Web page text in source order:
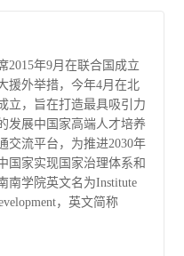
2015年9月在联合国成立
援外举措，今年4月在北
立，旨在打造最具吸引力
发展中国家高端人才培养
交流平台，为推进2030年
国家实现国家治理体系和
南学院英文名为Institute
，英文简称